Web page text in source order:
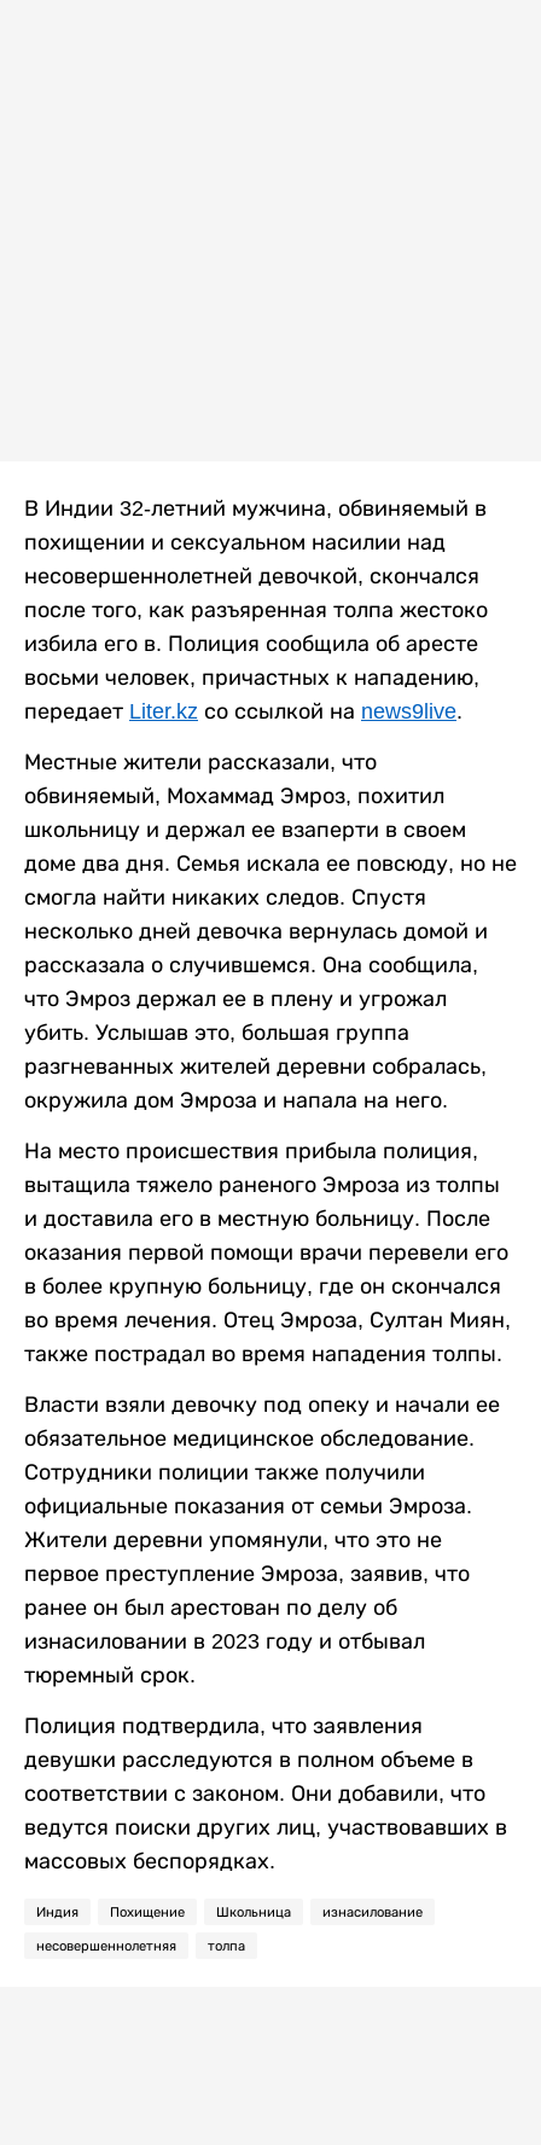
В Индии 32-летний мужчина, обвиняемый в
похищении и сексуальном насилии над
несовершеннолетней девочкой, скончался
после того, как разъяренная толпа жестоко
избила его в. Полиция сообщила об аресте
восьми человек, причастных к нападению,
передает Liter.kz со ссылкой на news9live.
Местные жители рассказали, что
обвиняемый, Мохаммад Эмроз, похитил
школьницу и держал ее взаперти в своем
доме два дня. Семья искала ее повсюду, но не
смогла найти никаких следов. Спустя
несколько дней девочка вернулась домой и
рассказала о случившемся. Она сообщила,
что Эмроз держал ее в плену и угрожал
убить. Услышав это, большая группа
разгневанных жителей деревни собралась,
окружила дом Эмроза и напала на него.
На место происшествия прибыла полиция,
вытащила тяжело раненого Эмроза из толпы
и доставила его в местную больницу. После
оказания первой помощи врачи перевели его
в более крупную больницу, где он скончался
во время лечения. Отец Эмроза, Султан Миян,
также пострадал во время нападения толпы.
Власти взяли девочку под опеку и начали ее
обязательное медицинское обследование.
Сотрудники полиции также получили
официальные показания от семьи Эмроза.
Жители деревни упомянули, что это не
первое преступление Эмроза, заявив, что
ранее он был арестован по делу об
изнасиловании в 2023 году и отбывал
тюремный срок.
Полиция подтвердила, что заявления
девушки расследуются в полном объеме в
соответствии с законом. Они добавили, что
ведутся поиски других лиц, участвовавших в
массовых беспорядках.
Индия Похищение Школьница изнасилование
несовершеннолетняя толпа